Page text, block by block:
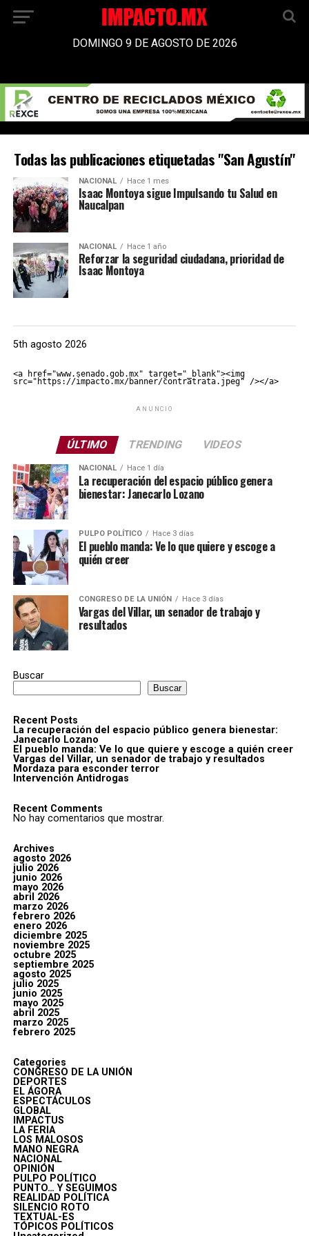
DOMINGO 9 DE AGOSTO DE 2026
Todas las publicaciones etiquetadas "San Agustín"
NACIONAL Hace 1 mes
Isaac Montoya sigue Impulsando tu Salud en
Naucalpan
NACIONAL Hace 1 año
Reforzar la seguridad ciudadana, prioridad de
Isaac Montoya
5th agosto 2026
<a href="www.senado.gob.mx" target="_blank"><img
src="https://impacto.mx/banner/contratrata.jpeg" /></a>
ANUNCIO
ÚLTIMO TRENDING VIDEOS
NACIONAL Hace 1 día
La recuperación del espacio público genera
bienestar: Janecarlo Lozano
PULPO POLÍTICO Hace 3 días
El pueblo manda: Ve lo que quiere y escoge a
quién creer
CONGRESO DE LA UNIÓN Hace 3 días
Vargas del Villar, un senador de trabajo y
resultados
Buscar
Buscar
Recent Posts
La recuperación del espacio público genera bienestar:
Janecarlo Lozano
El pueblo manda: Ve lo que quiere y escoge a quién creer
Vargas del Villar, un senador de trabajo y resultados
Mordaza para esconder terror
Intervención Antidrogas
Recent Comments
No hay comentarios que mostrar.
Archives
agosto 2026
julio 2026
junio 2026
mayo 2026
abril 2026
marzo 2026
febrero 2026
enero 2026
diciembre 2025
noviembre 2025
octubre 2025
septiembre 2025
agosto 2025
julio 2025
junio 2025
mayo 2025
abril 2025
marzo 2025
febrero 2025
Categories
CONGRESO DE LA UNIÓN
DEPORTES
EL ÁGORA
ESPECTÁCULOS
GLOBAL
IMPACTUS
LA FERIA
LOS MALOSOS
MANO NEGRA
NACIONAL
OPINIÓN
PULPO POLÍTICO
PUNTO… Y SEGUIMOS
REALIDAD POLÍTICA
SILENCIO ROTO
TEXTUAL-ES
TÓPICOS POLÍTICOS